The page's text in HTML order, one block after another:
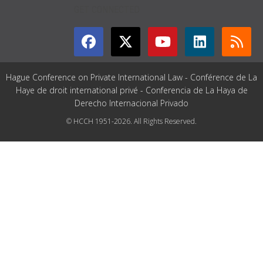
Hague Conference on Private International Law - Conférence de La
Haye de droit international privé - Conferencia de La Haya de
Derecho Internacional Privado
© HCCH 1951-2026. All Rights Reserved.